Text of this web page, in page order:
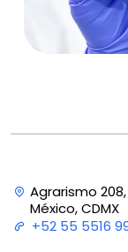
Agrarismo
México, CDMX
+52 55 5516